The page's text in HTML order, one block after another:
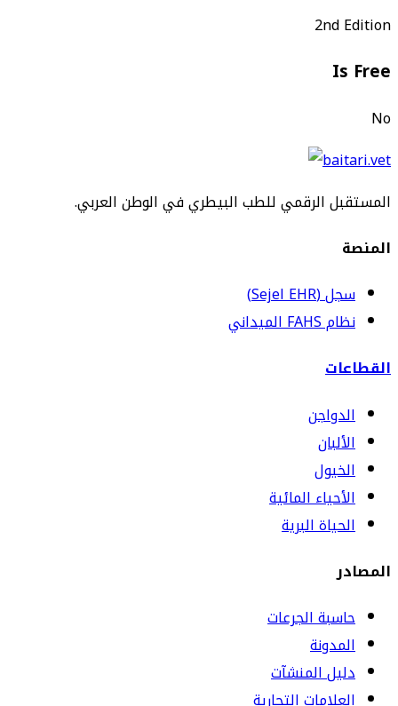
2nd Edition
Is Free
No
المستقبل الرقمي للطب البيطري في الوطن العربي.
المنصة
سجل (Sejel EHR)
نظام FAHS الميداني
القطاعات
الدواجن
الألبان
الخيول
الأحياء المائية
الحياة البرية
المصادر
حاسبة الجرعات
المدونة
دليل المنشآت
العلامات التجارية